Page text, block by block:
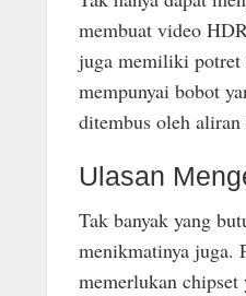
membuat video
juga memiliki potret
mempunyai bobot
ditembus oleh
Ulasan
Tak banyak yang
menikmatinya juga.
memerlukan